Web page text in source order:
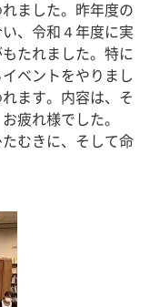
ました。昨年度の
、令和４年度に実
たれました。特に
ベントをやりまし
ます。内容は、そ
疲れ様でした。
むきに、そして命